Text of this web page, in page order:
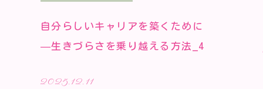
自分らしいキャリアを築くために
—生きづらさを乗り越える方法_4
2025.12.11